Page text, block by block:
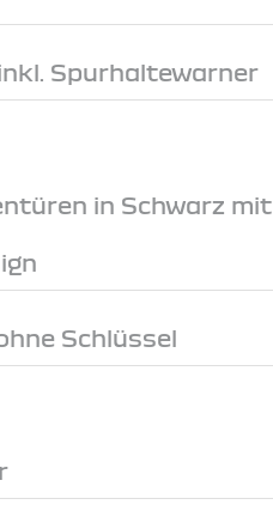
Spurhaltewarner
in Schwarz mit
Schlüssel